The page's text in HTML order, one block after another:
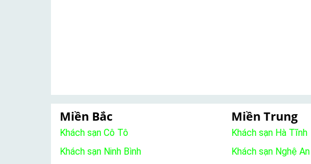
Miền Bắc
Khách sạn Cô Tô
Khách sạn Ninh Bình
Miền Trung
Khách sạn Hà Tĩnh
Khách sạn Nghệ An